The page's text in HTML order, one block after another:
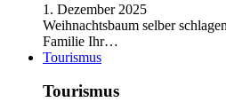
1. Dezember 2025
Weihnachtsbaum selber
Familie Ihr…
Tourismus
Tourismus